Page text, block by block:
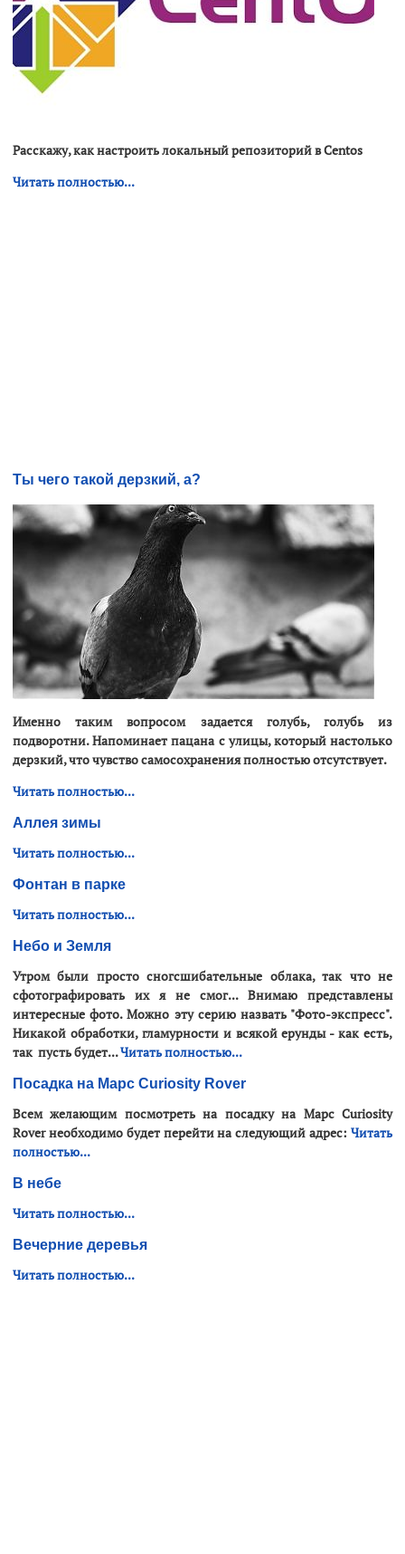
Расскажу, как настроить локальный репозиторий в Centos
Читать полностью...
Ты чего такой дерзкий, а?
Именно таким вопросом задается голубь, голубь из
подворотни. Напоминает пацана с улицы, который настолько
дерзкий, что чувство самосохранения полностью отсутствует.
Читать полностью...
Аллея зимы
Читать полностью...
Фонтан в парке
Читать полностью...
Небо и Земля
Утром были просто сногсшибательные облака, так что не
сфотографировать их я не смог... Внимаю представлены
интересные фото. Можно эту серию назвать "Фото-экспресс".
Никакой обработки, гламурности и всякой ерунды - как есть,
так пусть будет...Читать полностью...
Посадка на Марс Curiosity Rover
Всем желающим посмотреть на посадку на Марс Curiosity
Rover необходимо будет перейти на следующий адрес: Читать
полностью...
В небе
Читать полностью...
Вечерние деревья
Читать полностью...